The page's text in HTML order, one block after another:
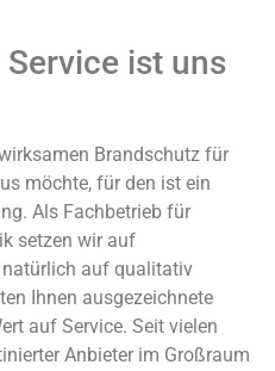
ist uns
Brandschutz für
möchte, für den ist ein
Als Fachbetrieb für
setzen wir auf
auf qualitativ
Ihnen ausgezeichnete
auf Service. Seit vielen
Anbieter im Großraum